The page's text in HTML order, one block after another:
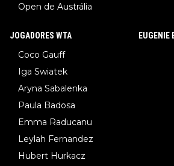
Open de Austrália
JOGADORES WTA
Coco Gauff
Iga Swiatek
Aryna Sabalenka
Paula Badosa
Emma Raducanu
Leylah Fernandez
Hubert Hurkacz
EUGENIE